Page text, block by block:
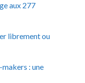
aux 277
librement ou
: une